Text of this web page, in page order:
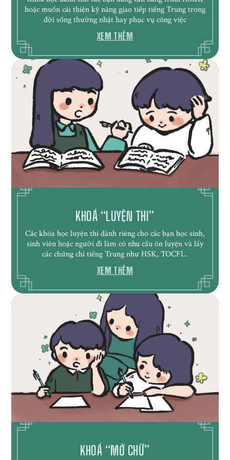
hoặc muốn cải thiện kỹ năng giao tiếp tiếng Trung trong
đời sống thường nhật hay phục vụ công việc
XEM THÊM
KHOÁ “LUYỆN THI”
Các khóa học luyện thi dành riêng cho các bạn học sinh,
sinh viên hoặc người đi làm có nhu cầu ôn luyện và lấy
các chứng chỉ tiếng Trung như HSK, TOCFL.
XEM THÊM
KHOÁ “MỞ CHỮ”